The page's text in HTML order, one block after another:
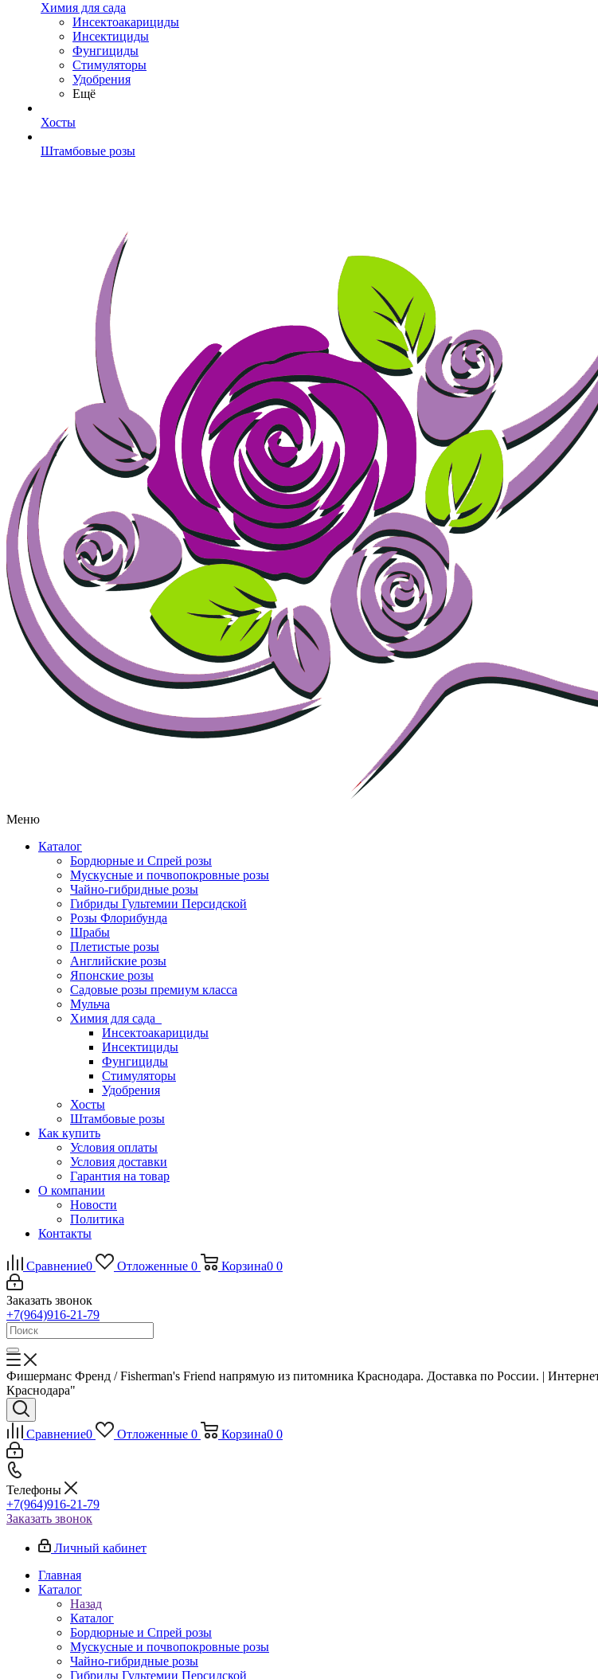
Химия для сада
Инсектоакарициды
Инсектициды
Фунгициды
Стимуляторы
Удобрения
Ещё
Хосты
Штамбовые розы
Меню
Каталог
Бордюрные и Спрей розы
Мускусные и почвопокровные розы
Чайно-гибридные розы
Гибриды Гультемии Персидской
Розы Флорибунда
Шрабы
Плетистые розы
Английские розы
Японские розы
Садовые розы премиум класса
Мульча
Химия для сада
Инсектоакарициды
Инсектициды
Фунгициды
Стимуляторы
Удобрения
Хосты
Штамбовые розы
Как купить
Условия оплаты
Условия доставки
Гарантия на товар
О компании
Новости
Политика
Контакты
Сравнение0 Отложенные 0 Корзина0 0
Заказать звонок
+7(964)916-21-79
Фишерманс Френд / Fisherman's Friend напрямую из питомника Краснодара. Доставка по России. |
Краснодара"
Сравнение0 Отложенные 0 Корзина0 0
Телефоны
+7(964)916-21-79
Заказать звонок
Личный кабинет
Главная
Каталог
Назад
Каталог
Бордюрные и Спрей розы
Мускусные и почвопокровные розы
Чайно-гибридные розы
Гибриды Гультемии Персидской